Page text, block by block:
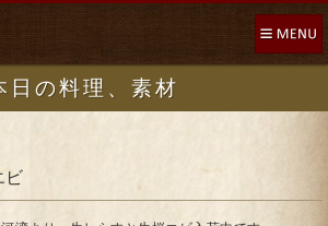
日の料理、素材
ビ